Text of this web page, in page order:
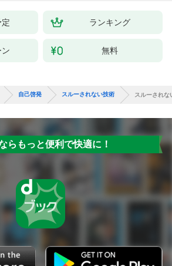
ランキング
無料
自己啓発 スルーされない技術 スルーされな
らもっと便利で快適に！